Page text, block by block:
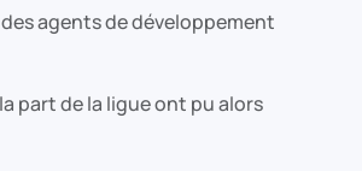
agents de développement
part de la ligue ont pu alors